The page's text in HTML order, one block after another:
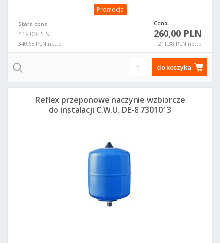
Promocja
Stara cena
419,00 PLN
340,65 PLN netto
Cena:
260,00 PLN
211,38 PLN netto
do koszyka
Reflex przeponowe naczynie wzbiorcze
do instalacji C.W.U. DE-8 7301013